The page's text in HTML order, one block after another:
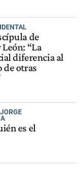
de
“La
diferencia al
de otras
es el